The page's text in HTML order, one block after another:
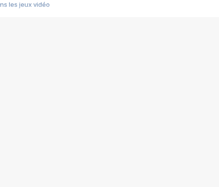
les jeux vidéo